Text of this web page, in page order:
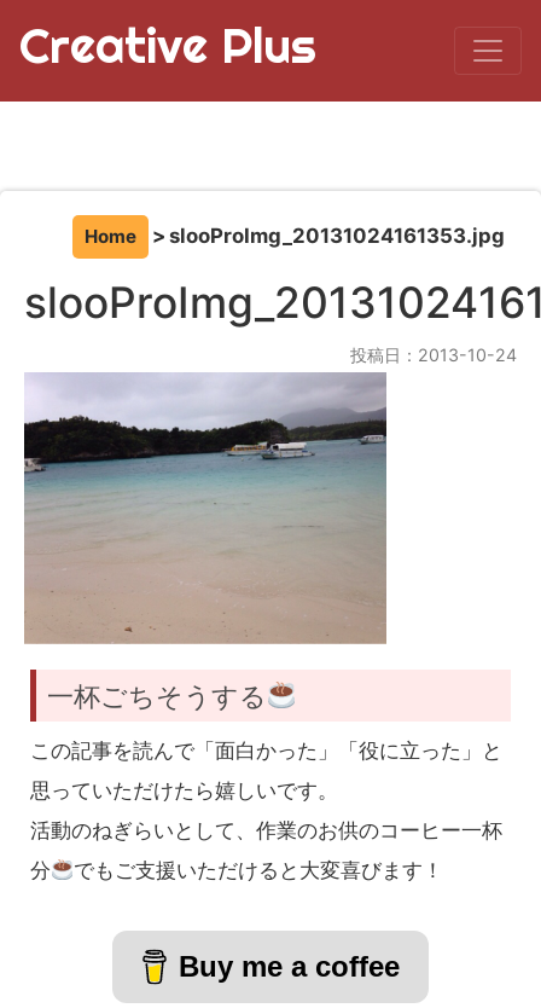
Creative Plus
Home slooProImg_20131024161353.jpg
投稿日：2013-10-24
一杯ごちそうする
この記事を読んで「面白かった」「役に立った」と
思っていただけたら嬉しいです。
活動のねぎらいとして、作業のお供のコーヒー一杯
分
でもご支援いただけると大変喜びます！
Buy me a coffee